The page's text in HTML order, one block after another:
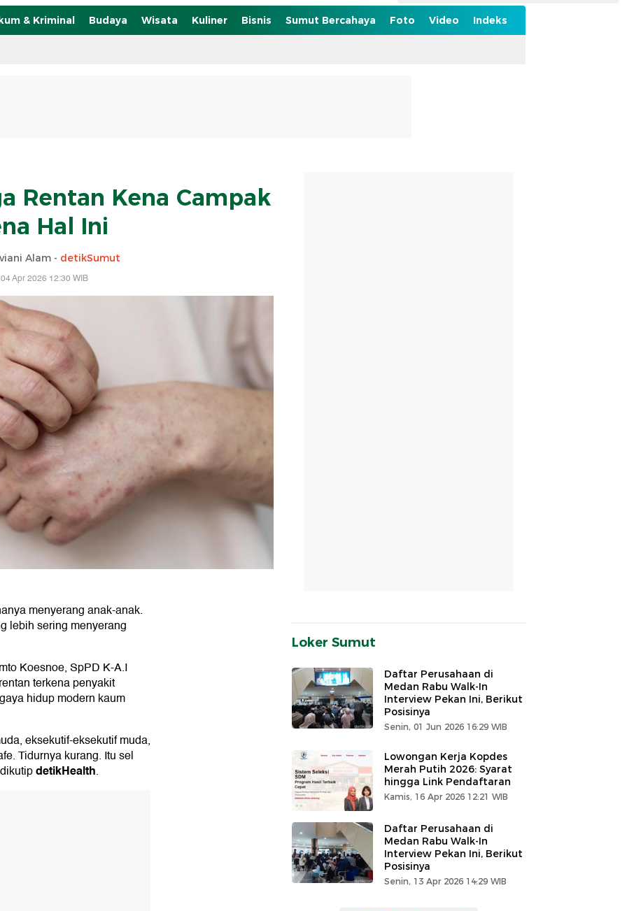
& Kriminal Budaya Wisata Kuliner Bisnis Sumut Bercahaya Foto Video Indeks
Rentan Kena Campak
Hal Ini
Alam - detikSumut
Apr 2026 12:30 WIB
menyerang anak-anak.
lebih sering menyerang
Koesnoe, SpPD K-A.I
terkena penyakit
hidup modern kaum
eksekutif-eksekutif muda,
Tidurnya kurang. Itu sel
detikHealth.
Loker Sumut
Daftar Perusahaan di
Medan Rabu Walk-In
Interview Pekan Ini, Berikut
Posisinya
Senin, 01 Jun 2026 16:29 WIB
Lowongan Kerja Kopdes
Merah Putih 2026: Syarat
hingga Link Pendaftaran
Kamis, 16 Apr 2026 12:21 WIB
Daftar Perusahaan di
Medan Rabu Walk-In
Interview Pekan Ini, Berikut
Posisinya
Senin, 13 Apr 2026 14:29 WIB